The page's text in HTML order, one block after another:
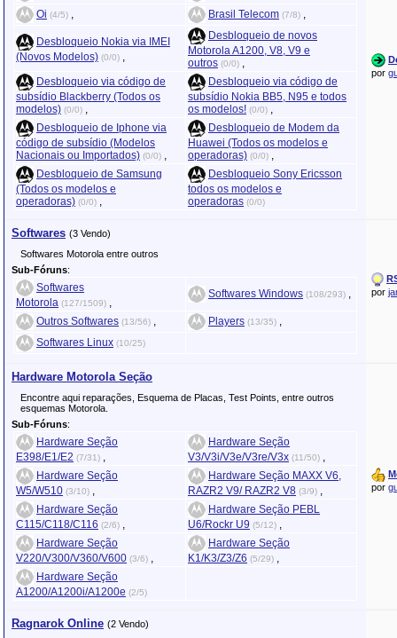
Oi (4/5) Brasil Telecom (7/8)
Desbloqueio Nokia via IMEI
(Novos Modelos) (0/0) ,
Desbloqueio de novos
Motorola A1200, V8, V9 e
outros (0/0) ,
Desbloqueio via código de
subsídio Blackberry (Todos os
modelos) (0/0) ,
Desbloqueio via código de
subsídio Nokia BB5, N95 e todos
os modelos! (0/0) ,
Desbloqueio de Iphone via
código de subsídio (Modelos
Nacionais ou Importados) (0/0) ,
Desbloqueio de Modem da
Huawei (Todos os modelos e
operadoras) (0/0) ,
Desbloqueio de Samsung
(Todos os modelos e
operadoras) (0/0) ,
Desbloqueio Sony Ericsson
todos os modelos e
operadoras (0/0)
por
Softwares (3 Vendo)
Softwares Motorola entre outros
Sub-Fóruns:
Softwares
Motorola (127/1509) ,
Softwares Windows (108/293)
Outros Softwares (13/56) Players (13/35)
Softwares Linux (10/25)
por
Hardware Motorola Seção
Encontre aqui reparações, Esquema de Placas, Test Points, entre outros
esquemas Motorola.
Sub-Fóruns:
Hardware Seção
E398/E1/E2 (7/31) ,
Hardware Seção
V3/V3i/V3e/V3re/V3x (11/50) ,
Hardware Seção
W5/W510 (3/10) ,
Hardware Seção MAXX V6,
RAZR2 V9/ RAZR2 V8 (3/9) ,
Hardware Seção
C115/C118/C116 (2/6) ,
Hardware Seção PEBL
U6/Rockr U9 (5/12) ,
Hardware Seção
V220/V300/V360/V600 (3/6) ,
Hardware Seção
K1/K3/Z3/Z6 (5/29) ,
Hardware Seção
A1200/A1200i/A1200e (2/5)
por
Ragnarok Online (2 Vendo)